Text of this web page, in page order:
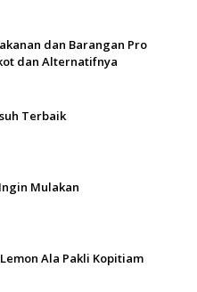
dan Barangan Pro
dan Alternatifnya
Terbaik
Mulakan
Ala Pakli Kopitiam